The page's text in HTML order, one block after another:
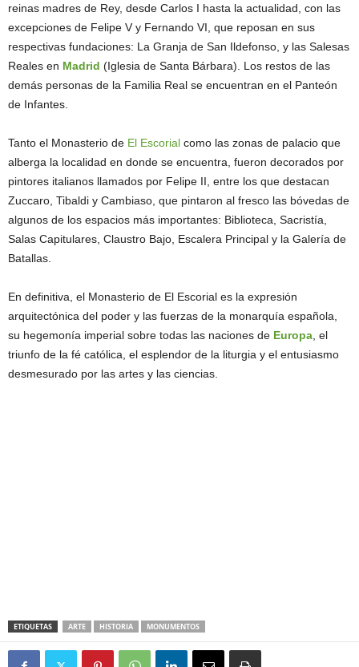
reinas madres de Rey, desde Carlos I hasta la actualidad, con las
excepciones de Felipe V y Fernando VI, que reposan en sus
respectivas fundaciones: La Granja de San Ildefonso, y las Salesas
Reales en Madrid (Iglesia de Santa Bárbara). Los restos de las
demás personas de la Familia Real se encuentran en el Panteón
de Infantes.
Tanto el Monasterio de El Escorial como las zonas de palacio que
alberga la localidad en donde se encuentra, fueron decorados por
pintores italianos llamados por Felipe II, entre los que destacan
Zuccaro, Tibaldi y Cambiaso, que pintaron al fresco las bóvedas de
algunos de los espacios más importantes: Biblioteca, Sacristía,
Salas Capitulares, Claustro Bajo, Escalera Principal y la Galería de
Batallas.
En definitiva, el Monasterio de El Escorial es la expresión
arquitectónica del poder y las fuerzas de la monarquía española,
su hegemonía imperial sobre todas las naciones de Europa , el
triunfo de la fé católica, el esplendor de la liturgia y el entusiasmo
desmesurado por las artes y las ciencias.
ETIQUETAS ARTE HISTORIA MONUMENTOS